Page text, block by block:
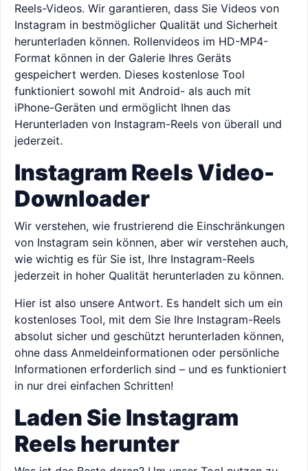
Reels-Videos. Wir garantieren, dass Sie Videos von
Instagram in bestmöglicher Qualität und Sicherheit
herunterladen können. Rollenvideos im HD-MP4-
Format können in der Galerie Ihres Geräts
gespeichert werden. Dieses kostenlose Tool
funktioniert sowohl mit Android- als auch mit
iPhone-Geräten und ermöglicht Ihnen das
Herunterladen von Instagram-Reels von überall und
jederzeit.
Instagram Reels Video-
Downloader
Wir verstehen, wie frustrierend die Einschränkungen
von Instagram sein können, aber wir verstehen auch,
wie wichtig es für Sie ist, Ihre Instagram-Reels
jederzeit in hoher Qualität herunterladen zu können.
Hier ist also unsere Antwort. Es handelt sich um ein
kostenloses Tool, mit dem Sie Ihre Instagram-Reels
absolut sicher und geschützt herunterladen können,
ohne dass Anmeldeinformationen oder persönliche
Informationen erforderlich sind – und es funktioniert
in nur drei einfachen Schritten!
Laden Sie Instagram
Reels herunter